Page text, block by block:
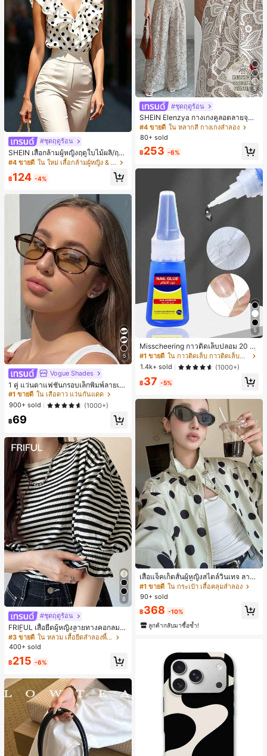
#ชุดฤดูร้อน
SHEIN เสื้อกล้ามผู้หญิงฤดูใบไม้ผลิ/ฤดูร้
อน ใหม่ สไตล์มินิมอลลำลองหรูหรา สีบ
ล็อก ลายจุด คอวี แพตช์เวิร์ก ชายระบา
ย แขนกุด ทรงเข้ารูป อเนกประสงค์, เสื้อ
หญิง, เสื้อเที่ยวพักผ่อนผู้หญิง
#4 ขายดี ใน ใหม่ เสื้อกล้ามผู้หญิง & Camis
฿124 -4%
5
Vogue Shades
1 คู่ แว่นตาแฟชั่นกรอบเล็กพิมพ์ลายเสื
อดาวสีแดงทรงวงรีสำหรับผู้หญิง กรอบ
PC สีพื้น สไตล์วินเทจ
#1 ขายดี ใน เสือดาว แว่นกันแดด
900+ sold
(1000+)
฿69
8
#ชุดฤดูร้อน
FRIFUL เสื้อยืดผู้หญิงลายทางคอกลมแ
ขนสั้นปลายแขนพับ เสื้อยืดกราฟิกฤดูร้
อน
#3 ขายดี
ใน หลวม เสื้อยืดลำลองพื้นฐาน
400+ sold
฿215 -6%
5
#ชุดฤดูร้อน
SHEIN Elenzya กางเกงคูลอตลายจุดเ
อวสูงแบบใหม่สำหรับฤดูใบไม้ผลิ/ฤดูร้อ
น, สไตล์หรูหราเหมาะสำหรับใส่ในชีวิต
ประจำวันและทำงาน, ให้ความรู้สึกวินเ
ทจสำหรับฤดูรับปริญญา, เทศกาลดนตร
ี, การแข่งม้าดาร์บี้, วันประกาศอิสรภาพ
#4 ขายดี ใน หลากสี กางเกงลำลอง
80+ sold
฿253 -6%
5
Misscheering กาวติดเล็บปลอม 20 กรั
ม แรงยึดสูง เจลสติกเกอร์เล็บนุ่ม แห้งเร็
ว เหมาะสำหรับผู้เริ่มต้นทำเล็บ ติดทนน
าน
#1 ขายดี
ใน กาวติดเล็บ กาวติดเล็บและสารยึดติด
1.4k+ sold
(1000+)
฿37 -5%
เสื้อแจ็คเก็ตสั้นผู้หญิงสไตล์วินเทจ ลายจุ
ดขนาดใหญ่ คอตั้ง เอวเข้ารูป แขนพอง
ทรงหลวม แฟชั่นอเนกประสงค์ สำหรับใ
ส่ประจำวันและไปเที่ยวพักผ่อน
#1 ขายดี ใน กระเป๋า เสื้อคลุมลำลอง
90+ sold
฿368 -10%
ลูกค้ากลับมาซื้อซ้ำ!